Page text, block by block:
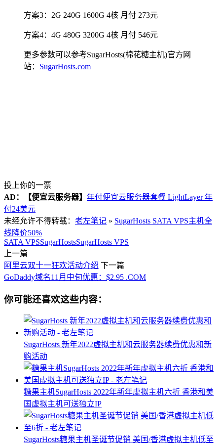
方案3：2G 240G 1600G 4核 月付 273元
方案4：4G 480G 3200G 4核 月付 546元
更多参数可以参考SugarHosts(棉花糖主机)官方网
站： SugarHosts.com
投上你的一票
AD：
【便宜云服务器】 年付便宜云服务器套餐 LightLayer 年
付24美元
未经允许不得转载： 老左笔记 » SugarHosts SATA VPS主机全
线降价50%
SATA VPSSugarHostsSugarHosts VPS
上一篇
阿里云双十一狂欢活动介绍 下一篇
GoDaddy域名11月中旬优惠：$2.95 .COM
你可能还喜欢这些内容：
SugarHosts 新年2022虚拟主机和云服务器续费优惠和新
购活动
糖果主机SugarHosts 2022年新年虚拟主机六折 香港和美
国虚拟主机可送独立IP
SugarHosts糖果主机圣诞节促销 美国/香港虚拟主机低至